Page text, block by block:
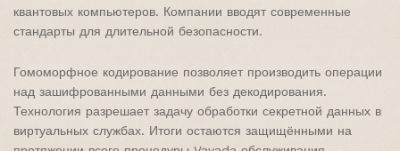
квантовых компьютеров. Компании вводят современные
стандарты для длительной безопасности.
Гомоморфное кодирование позволяет производить операции
над зашифрованными данными без декодирования.
Технология разрешает задачу обработки секретной данных в
виртуальных службах. Итоги остаются защищёнными на